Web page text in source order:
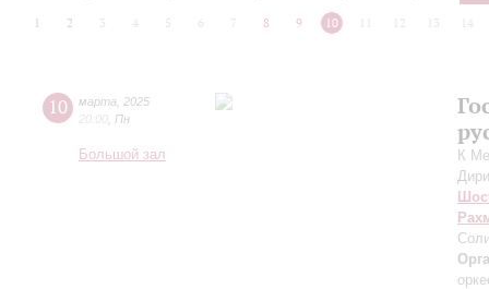
1 2 3 4 5 6 7 8 9 10 12 13 14
10 марта
2025
20:00 Пн
Большой зал
К